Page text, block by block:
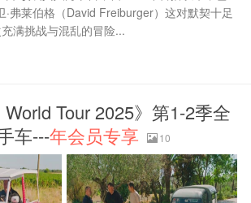
弗莱伯格（David Freiburger）这对默契十足
满挑战与混乱的冒险...
Tour 2025》第1-2季全
车---年会员专享 10